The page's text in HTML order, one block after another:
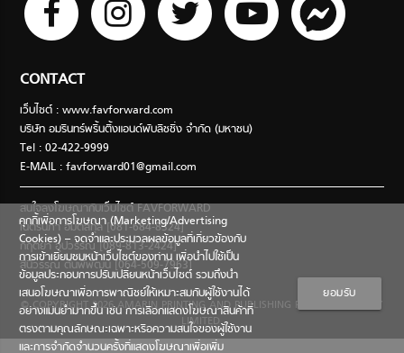
CONTACT
เว็บไซต์ : www.favforward.com
บริษัท อมรินทร์พริ้นติ้งแอนด์พับลิชชิ่ง จำกัด (มหาชน)
Tel : 02-422-9999
E-MAIL :favforward01@gmail.com
สนใจลงโฆษณากับเว็บไซต์ FAVFORWARD
เนตรนภา อมตสกุล [081-684-8324]
กฤตยา อุปวรรณ [089-813-2424]
สินีวรรณ ตันพิพัฒน์ [064-509-7963]
© COPYRIGHT 2026 AMARIN PRINTING AND PUBLISHING PUBLIC COMPANY
LIMITED.
คุกกี้เพื่อการโฆษณา (Marketing/Advertising
Cookies) – จดจำและประมวลผลข้อมูลที่เกี่ยวข้องกับ
การเข้าเยี่ยมชมหน้าเว็บไซต์ของท่าน เพื่อนำไปใช้เป็น
ข้อมูลประกอบการปรับเปลี่ยนหน้าเว็บไซต์ รวมถึงนำ
เสนอโฆษณาเพื่อการพาณิชย์ให้เหมาะสมกับผู้ใช้งานได้
อย่างแม่นยำมากขึ้น เช่น การเลือกแสดงโฆษณาสินค้าที่
ตรงตามคุณลักษณะเฉพาะหรือความสนใจของผู้ใช้งาน
และการจำกัดจำนวนครั้งที่แสดงโฆษณาเพื่อเพิ่ม
ยอมรับ